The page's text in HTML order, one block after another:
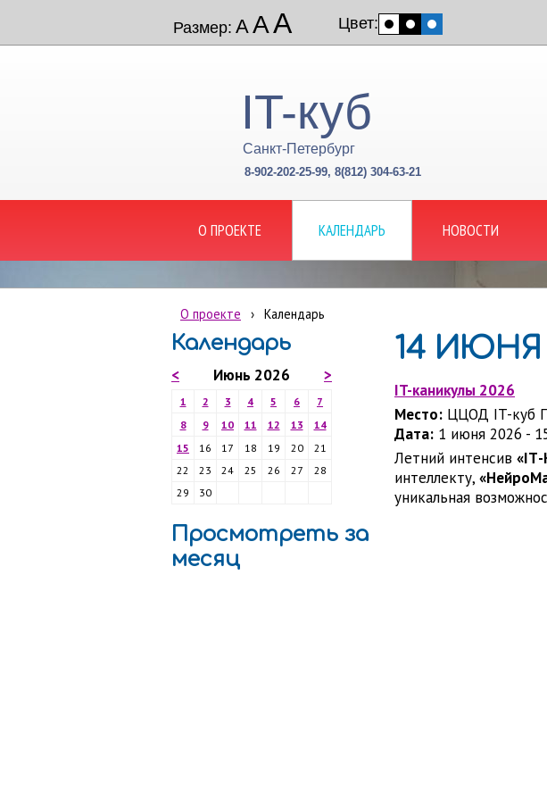
Размер: ААА Цвет:
IT-куб
Санкт-Петербург
8-902-202-25-99, 8(812) 304-63-21
О ПРОЕКТЕ КАЛЕНДАРЬ НОВОСТИ
О проекте › Календарь
Календарь
< >
Июнь 2026
1 2 3 4 5 6
7
8
9 10 11 12 13
14
15
16 17 18 19 20
21
22
23 24 25 26 27
28
29
30
Просмотреть за
месяц
14 ИЮНЯ
IT-каникулы 2026
Место: ЦЦОД IT-куб
Дата: 1 июня 2026 -
Летний интенсив
интеллекту,
уникальная